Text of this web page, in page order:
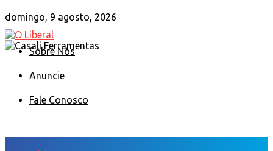
domingo, 9 agosto, 2026
Sobre Nós
Anuncie
Fale Conosco